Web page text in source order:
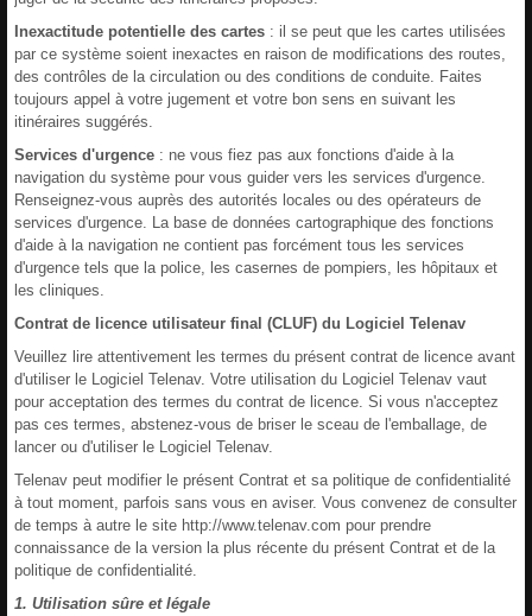
Inexactitude potentielle des cartes : il se peut que les cartes utilisées
par ce système soient inexactes en raison de modifications des routes,
des contrôles de la circulation ou des conditions de conduite. Faites
toujours appel à votre jugement et votre bon sens en suivant les
itinéraires suggérés.
Services d'urgence : ne vous fiez pas aux fonctions d'aide à la
navigation du système pour vous guider vers les services d'urgence.
Renseignez-vous auprès des autorités locales ou des opérateurs de
services d'urgence. La base de données cartographique des fonctions
d'aide à la navigation ne contient pas forcément tous les services
d'urgence tels que la police, les casernes de pompiers, les hôpitaux et
les cliniques.
Contrat de licence utilisateur final (CLUF) du Logiciel Telenav
Veuillez lire attentivement les termes du présent contrat de licence avant
d'utiliser le Logiciel Telenav. Votre utilisation du Logiciel Telenav vaut
pour acceptation des termes du contrat de licence. Si vous n'acceptez
pas ces termes, abstenez-vous de briser le sceau de l'emballage, de
lancer ou d'utiliser le Logiciel Telenav.
Telenav peut modifier le présent Contrat et sa politique de confidentialité
à tout moment, parfois sans vous en aviser. Vous convenez de consulter
de temps à autre le site http://www.telenav.com pour prendre
connaissance de la version la plus récente du présent Contrat et de la
politique de confidentialité.
1. Utilisation sûre et légale